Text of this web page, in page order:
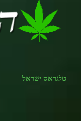
טלגראס ישראל